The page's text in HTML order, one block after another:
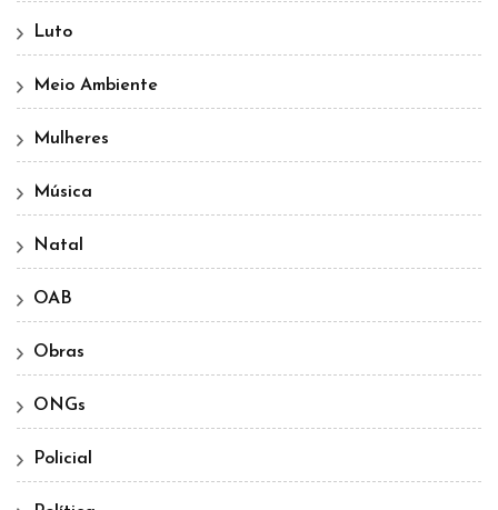
Luto
Meio Ambiente
Mulheres
Música
Natal
OAB
Obras
ONGs
Policial